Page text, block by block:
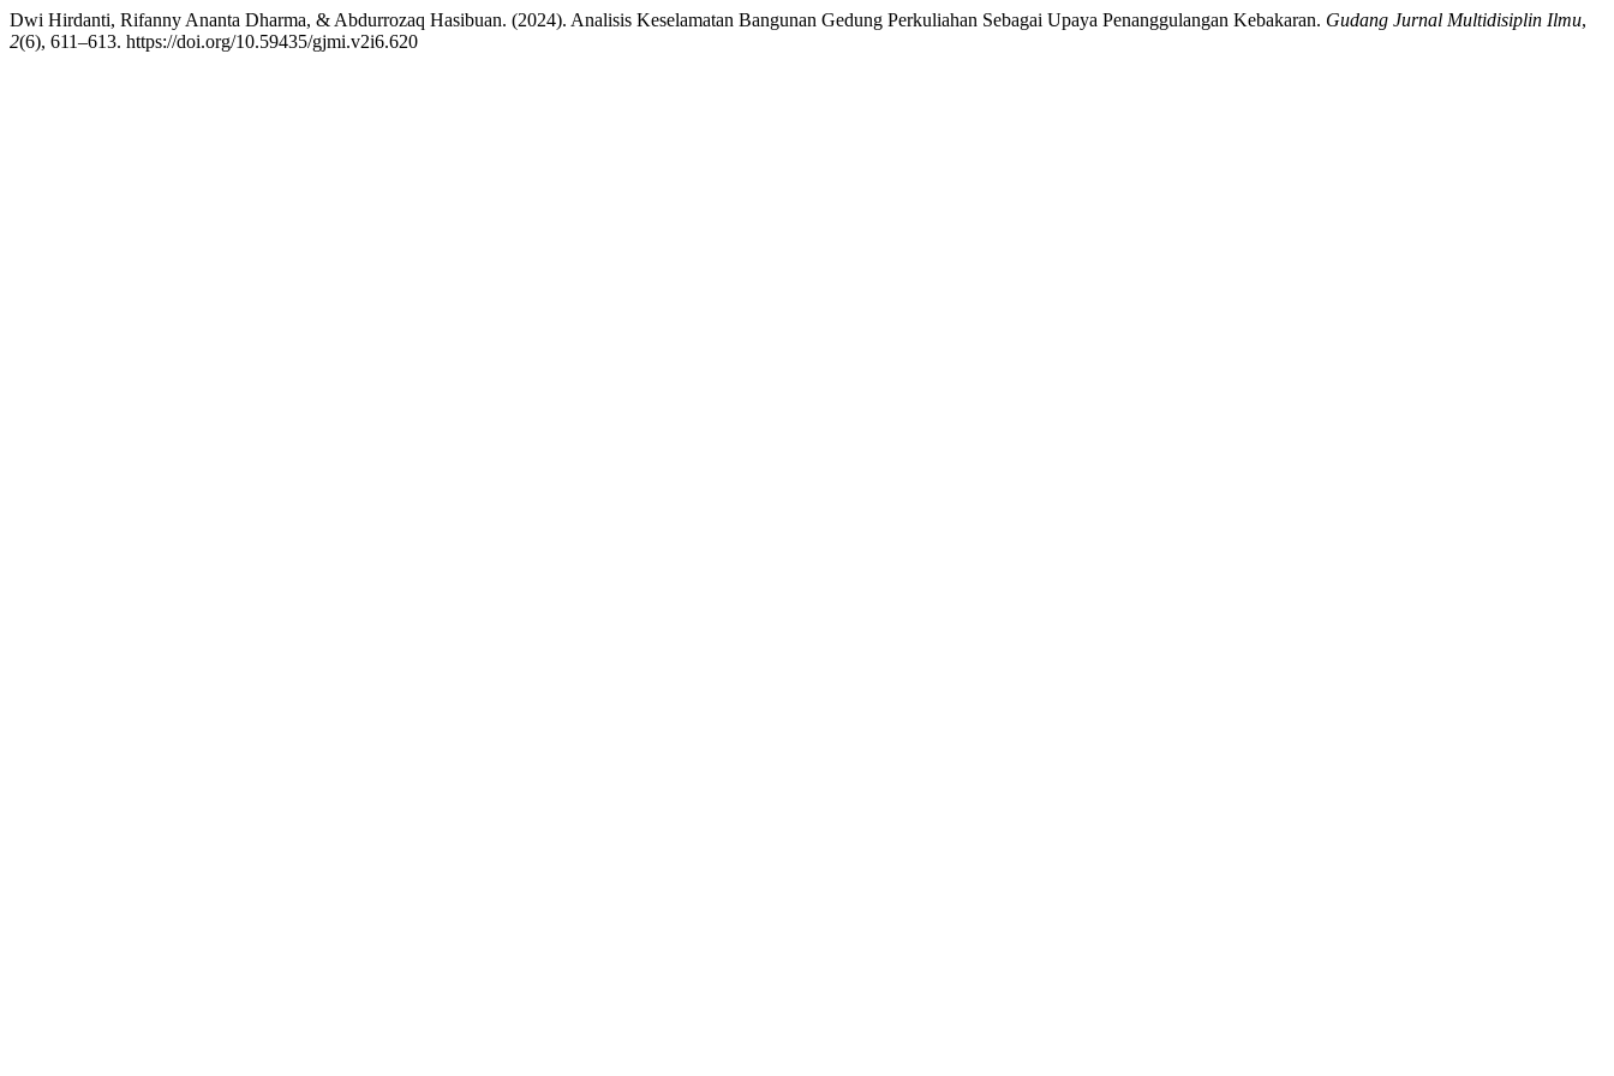
Dwi Hirdanti, Rifanny Ananta Dharma, & Abdurrozaq Hasibuan. (2024). Analisis Keselamatan Bangunan Gedung Perkuliahan Sebagai Upaya Penanggulangan Kebakaran. Gudang Jurnal Multidisiplin Ilmu,
2(6), 611–613. https://doi.org/10.59435/gjmi.v2i6.620